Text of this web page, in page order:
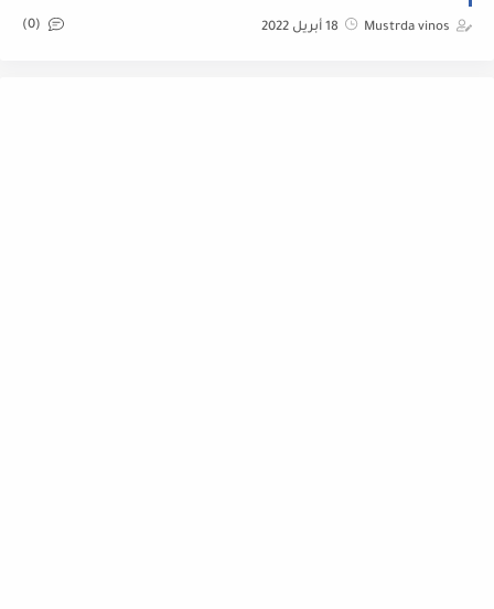
Mustrda vinos 18 أبريل 2022 (0)